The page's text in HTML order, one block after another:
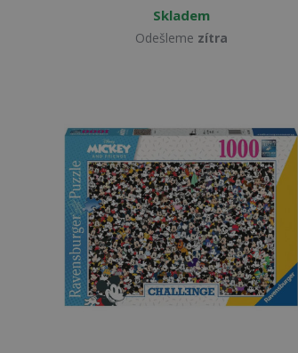
Skladem
Odešleme zítra